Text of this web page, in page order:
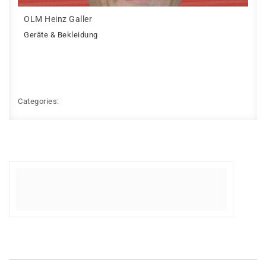
OLM Heinz Galler
Geräte & Bekleidung
Categories: